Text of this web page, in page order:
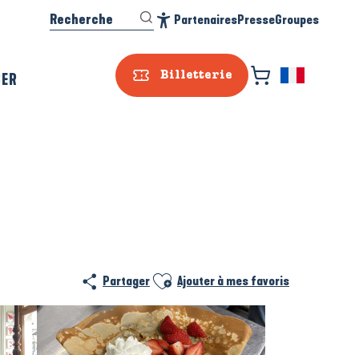
Billetterie
Recherche PartenairesPresseGroupes
Partager Ajouter aux favoris
Ajouter à mes favoris